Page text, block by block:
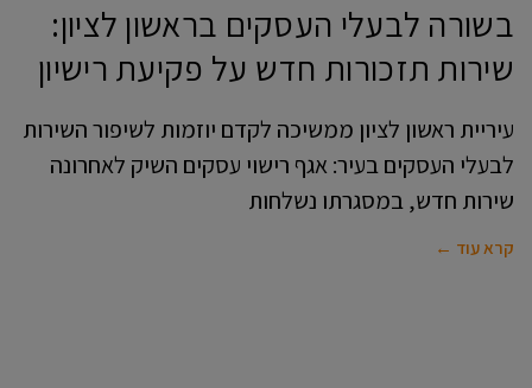
בשורה לבעלי העסקים בראשון לציון:
שירות תזכורות חדש על פקיעת רישיון
עיריית ראשון לציון ממשיכה לקדם יוזמות לשיפור השירות
לבעלי העסקים בעיר: אגף רישוי עסקים השיק לאחרונה
שירות חדש, במסגרתו נשלחות
קרא עוד ←